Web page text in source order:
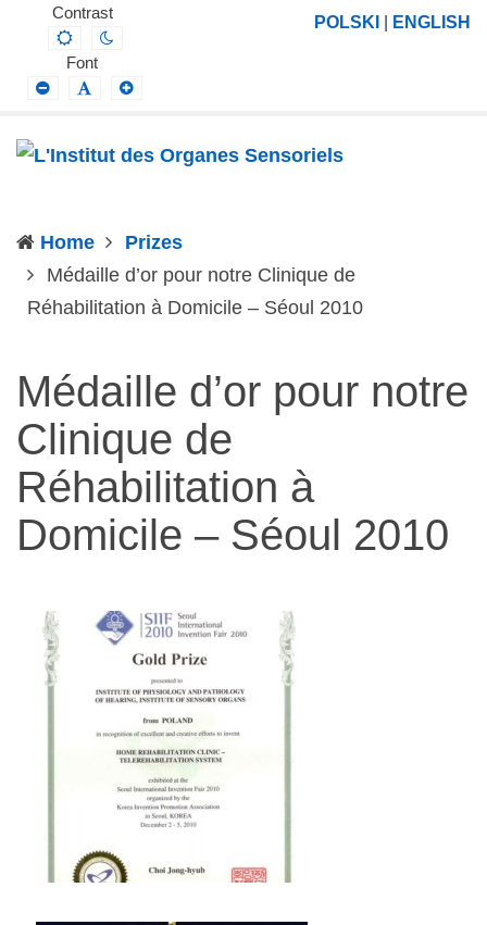
L'Institut
Organes
Projektowanie,
prowadzenie
prac
zakresu
profilaktyki,
leczenia
rehabilitacji
schorzeń
narządów
zmysłów
Contrast
DefaultNight
Font
SmallerDefaultLarger
POLSKI | ENGLISH
Home
Prizes
Médaille d’or pour notre Clinique de
Réhabilitation à Domicile – Séoul 2010(current)
Médaille d’or pour notre
Clinique de
Réhabilitation à
Domicile – Séoul 2010